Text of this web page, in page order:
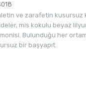
ve zarafetin kusursuz
mis kokulu beyaz
Bulunduğu her
bir başyapıt.